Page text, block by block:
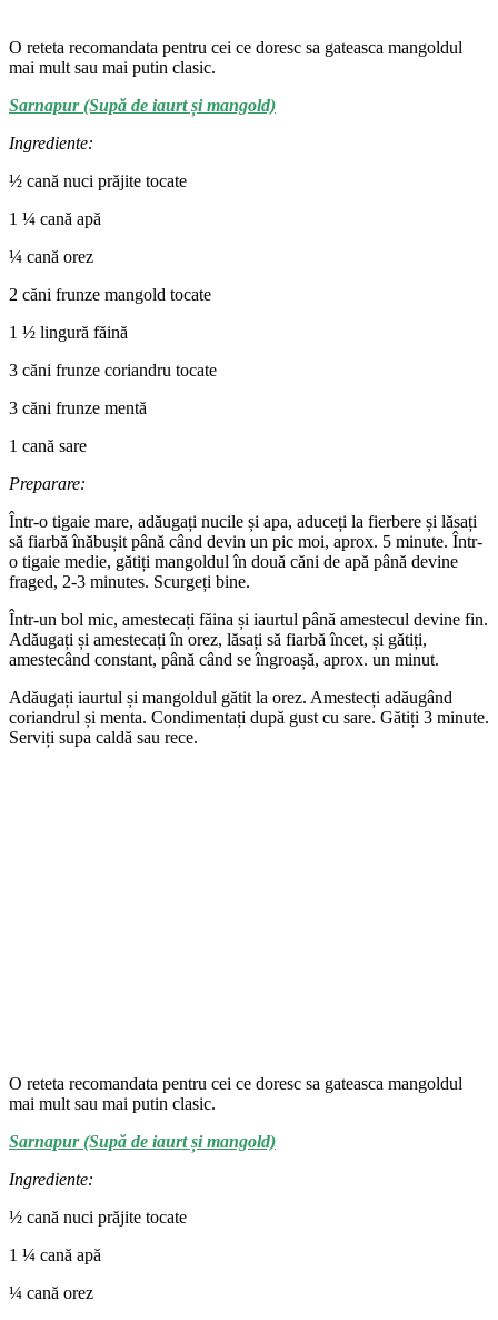
O reteta recomandata pentru cei ce doresc sa gateasca mangoldul
mai mult sau mai putin clasic.
Sarnapur (Supă de iaurt și mangold)
Ingrediente:
½ cană nuci prăjite tocate
1 ¼ cană apă
¼ cană orez
2 căni frunze mangold tocate
1 ½ lingură făină
3 căni frunze coriandru tocate
3 căni frunze mentă
1 cană sare
Preparare:
Într-o tigaie mare, adăugați nucile și apa, aduceți la fierbere și lăsați
să fiarbă înăbușit până când devin un pic moi, aprox. 5 minute. Într-
o tigaie medie, gătiți mangoldul în două căni de apă până devine
fraged, 2-3 minutes. Scurgeți bine.
Într-un bol mic, amestecați făina și iaurtul până amestecul devine fin.
Adăugați și amestecați în orez, lăsați să fiarbă încet, și gătiți,
amestecând constant, până când se îngroașă, aprox. un minut.
Adăugați iaurtul și mangoldul gătit la orez. Amestecți adăugând
coriandrul și menta. Condimentați după gust cu sare. Gătiți 3 minute.
Serviți supa caldă sau rece.
O reteta recomandata pentru cei ce doresc sa gateasca mangoldul
mai mult sau mai putin clasic.
Sarnapur (Supă de iaurt și mangold)
Ingrediente:
½ cană nuci prăjite tocate
1 ¼ cană apă
¼ cană orez